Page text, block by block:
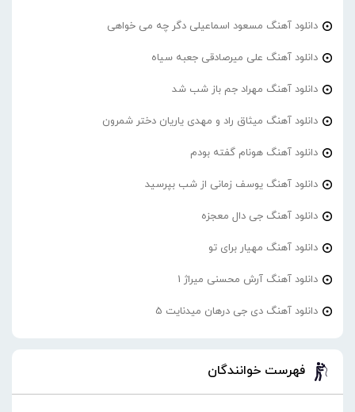
دانلود آهنگ مسعود اسماعیلی دگر چه می خواهی
دانلود آهنگ علی میرصادقی جعبه سیاه
دانلود آهنگ مهراد جم باز شب شد
دانلود آهنگ میثاق راد و مهدی یاریان دختر شمرون
دانلود آهنگ هونام گفته بودم
دانلود آهنگ یوسف زمانی از شب بپرسید
دانلود آهنگ جی دال معجزه
دانلود آهنگ مهیار برای تو
دانلود آهنگ آرش محسنی میراژ 1
دانلود آهنگ دی جی درهان میدنایت 5
فهرست خوانندگان